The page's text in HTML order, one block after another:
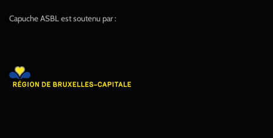
Capuche ASBL est soutenu par :